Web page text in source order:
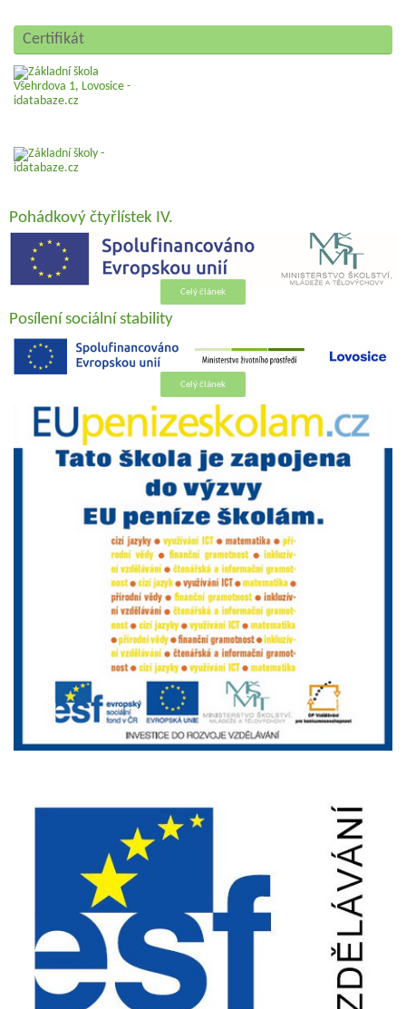
Certifikát
Pohádkový čtyřlístek IV.
Celý článek
Posílení sociální stability
Celý článek